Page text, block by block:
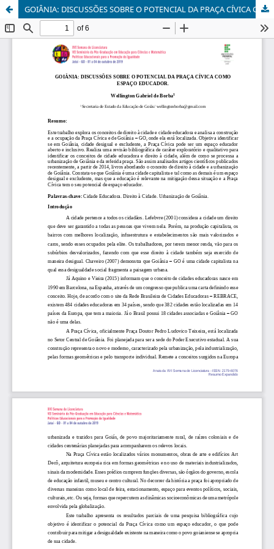
GOIÂNIA: DISCUSSÕES SOBRE O POTENCIAL DA PRAÇA CÍVICA COMO ESPAÇO EDUCADOR